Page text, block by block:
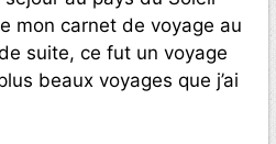
mon carnet de voyage au
suite, ce fut un voyage
beaux voyages que j’ai